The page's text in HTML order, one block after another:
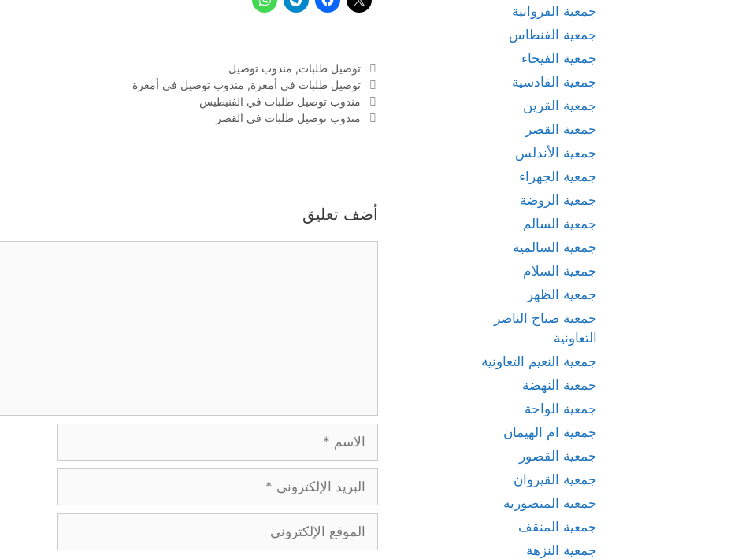
التصنيفات
توصيل طلبات, مندوب توصيل
الوسوم
توصيل طلبات في أمغرة, مندوب توصيل في أمغرة
مندوب توصيل طلبات في الفنيطيس
مندوب توصيل طلبات في القصر
أضف تعليق
الاسم
البريد
الإلكتروني
الموقع
الإلكتروني
جمعية الفروانية
جمعية الفنطاس
جمعية الفيحاء
جمعية القادسية
جمعية القرين
جمعية القصر
جمعية الأندلس
جمعية الجهراء
جمعية الروضة
جمعية السالم
جمعية السالمية
جمعية السلام
جمعية الظهر
جمعية صباح الناصر
التعاونية
جمعية النعيم التعاونية
جمعية النهضة
جمعية الواحة
جمعية ام الهيمان
جمعية القصور
جمعية القيروان
جمعية المنصورية
جمعية المنقف
جمعية النزهة